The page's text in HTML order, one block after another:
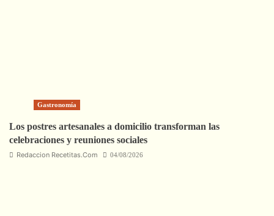
Gastronomía
Los postres artesanales a domicilio transforman las
celebraciones y reuniones sociales
Redaccion Recetitas.Com 04/08/2026